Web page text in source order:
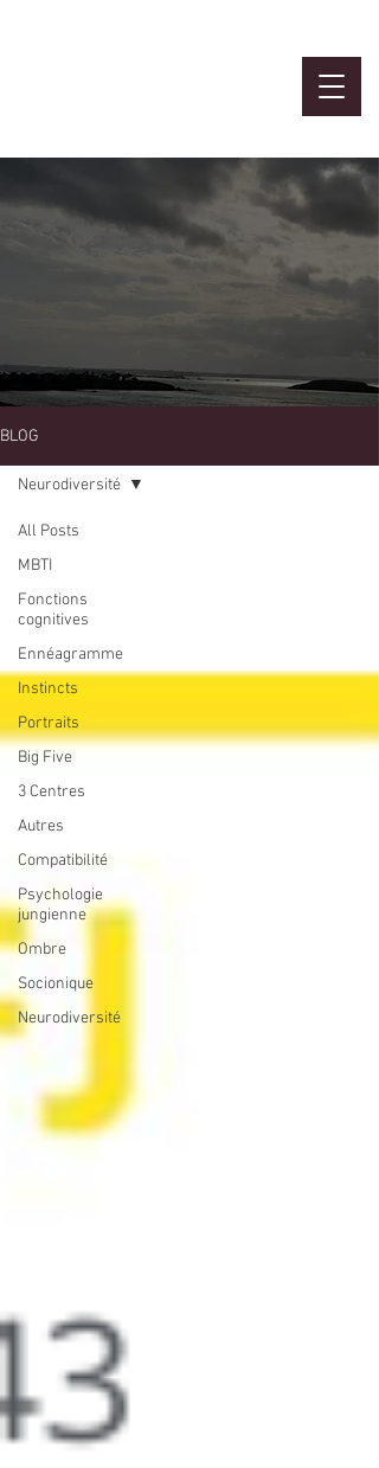
BLOG
All Posts
MBTI
Fonctions
cognitives
Ennéagramme
Instincts
Portraits
Big Five
3 Centres
Autres
Compatibilité
Psychologie
jungienne
Ombre
Socionique
Neurodiversité
Neurodiversité